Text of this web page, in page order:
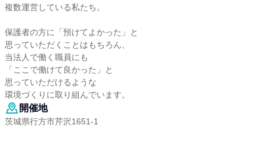
複数運営している私たち。
保護者の方に「預けてよかった」と
思っていただくことはもちろん、
当法人で働く職員にも
「ここで働けて良かった」と
思っていただけるような
環境づくりに取り組んでいます。
開催地
茨城県行方市芹沢1651-1